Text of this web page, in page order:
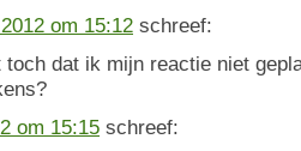
om 15:12 schreef:
toch dat ik mijn reactie niet
om 15:15 schreef: